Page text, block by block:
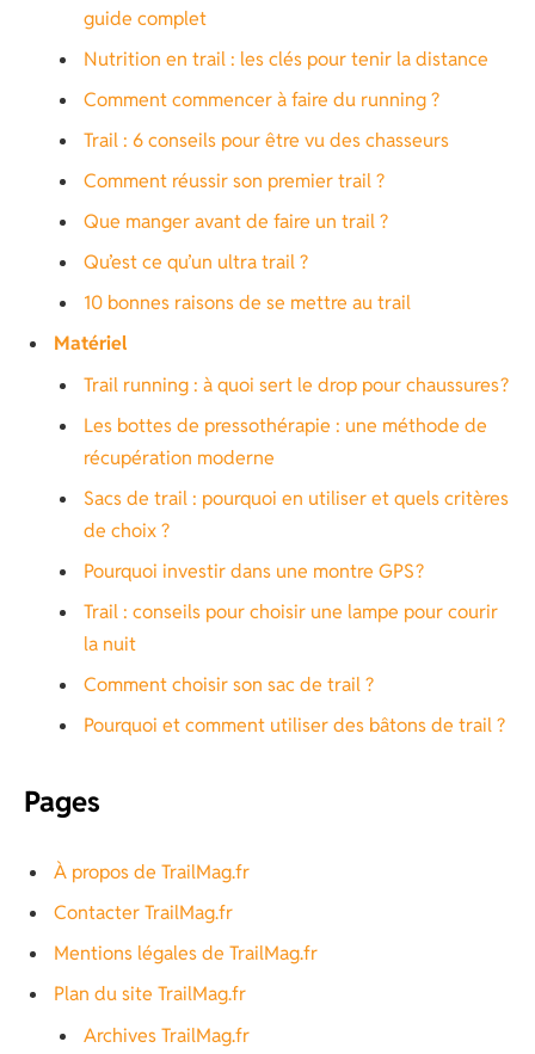
guide complet
Nutrition en trail : les clés pour tenir la distance
Comment commencer à faire du running ?
Trail : 6 conseils pour être vu des chasseurs
Comment réussir son premier trail ?
Que manger avant de faire un trail ?
Qu’est ce qu’un ultra trail ?
10 bonnes raisons de se mettre au trail
Matériel
Trail running : à quoi sert le drop pour chaussures ?
Les bottes de pressothérapie : une méthode de
récupération moderne
Sacs de trail : pourquoi en utiliser et quels critères
de choix ?
Pourquoi investir dans une montre GPS ?
Trail : conseils pour choisir une lampe pour courir
la nuit
Comment choisir son sac de trail ?
Pourquoi et comment utiliser des bâtons de trail ?
Pages
À propos de TrailMag.fr
Contacter TrailMag.fr
Mentions légales de TrailMag.fr
Plan du site TrailMag.fr
Archives TrailMag.fr